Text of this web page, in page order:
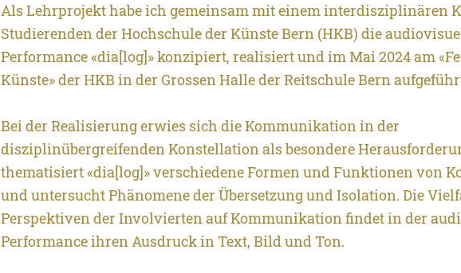
Als Lehrprojekt habe ich gemeinsam mit einem interdisziplinären
Studierenden der Hochschule der Künste Bern (HKB) die
Performance «dia[log]» konzipiert, realisiert und im Mai 2024 am
Künste» der HKB in der Grossen Halle der Reitschule Bern
Bei der Realisierung erwies sich die Kommunikation in der
disziplinübergreifenden Konstellation als besondere
thematisiert «dia[log]» verschiedene Formen und Funktionen von
und untersucht Phänomene der Übersetzung und Isolation. Die
Perspektiven der Involvierten auf Kommunikation findet in der
Performance ihren Ausdruck in Text, Bild und Ton.